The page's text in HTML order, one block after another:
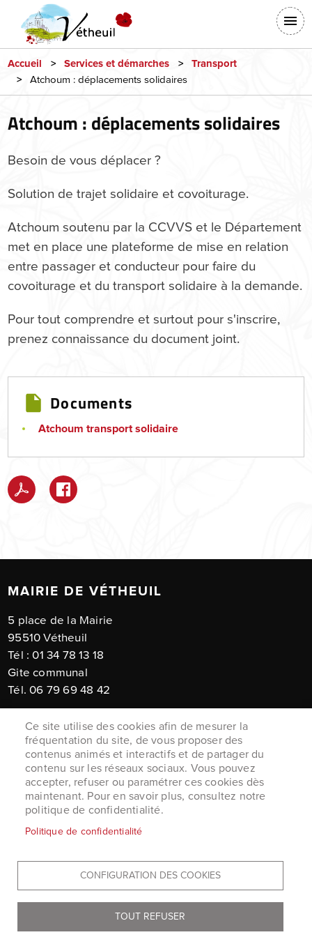
principal
tête
-
Connexion
Accueil Services et démarches Transport
Atchoum : déplacements solidaires
Atchoum : déplacements solidaires
Besoin de vous déplacer ?
Solution de trajet solidaire et covoiturage.
Atchoum soutenu par la CCVVS et le Département
met en place une plateforme de mise en relation
entre passager et conducteur pour faire du
covoiturage et du transport solidaire à la demande.
Pour tout comprendre et surtout pour s'inscrire,
prenez connaissance du document joint.
Documents
Atchoum transport solidaire
MAIRIE DE VÉTHEUIL
5 place de la Mairie
95510 Vétheuil
Tél : 01 34 78 13 18
Gite communal
Tél. 06 79 69 48 42
Horaires d'ouverture :
Du lundi au vendredi de 9h à12h
Et lundi et vendredi de 14h30 à 17h30
Courriel :mairiedevetheuil@orange.fr
MENU
DE
Accueil
Cookies
Ce site utilise des cookies afin de mesurer la
fréquentation du site, de vous proposer des
contenus animés et interactifs et de partager du
contenu sur les réseaux sociaux. Vous pouvez
accepter, refuser ou paramétrer ces cookies dès
maintenant. Pour en savoir plus, consultez notre
politique de confidentialité.
Politique de confidentialité
CONFIGURATION DES COOKIES
TOUT REFUSER